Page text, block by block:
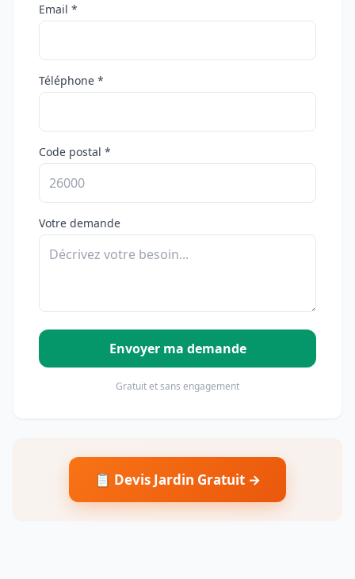
Email *
Téléphone *
Code postal *
Votre demande
Envoyer ma demande
Gratuit et sans engagement
📋 Devis Jardin Gratuit →